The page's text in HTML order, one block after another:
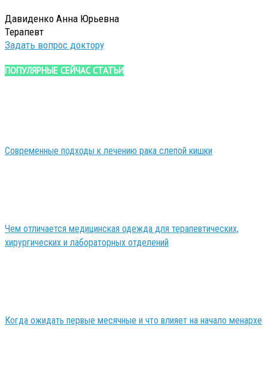
Давиденко Анна Юрьевна
Терапевт
Задать вопрос доктору
ПОПУЛЯРНЫЕ СЕЙЧАС СТАТЬИ
Современные подходы к лечению рака слепой кишки
Чем отличается медицинская одежда для терапевтических,
хирургических и лабораторных отделений
Когда ожидать первые месячные и что влияет на начало менархе